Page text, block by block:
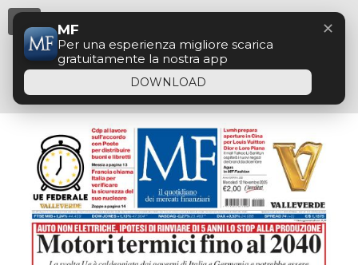
MF
Per una esperienza migliore scarica
gratuitamente la nostra app
DOWNLOAD
✕
Menu